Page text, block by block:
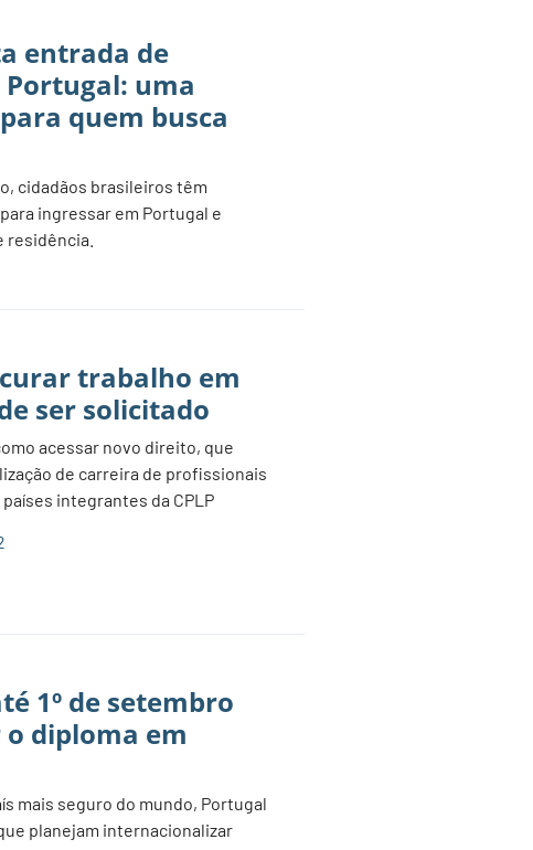
entrada de
uma
quem busca
cidadãos brasileiros têm
ingressar em Portugal e
residência.
trabalho em
ser solicitado
acessar novo direito, que
de carreira de profissionais
integrantes da CPLP
1º de setembro
diploma em
mais seguro do mundo, Portugal
planejam internacionalizar